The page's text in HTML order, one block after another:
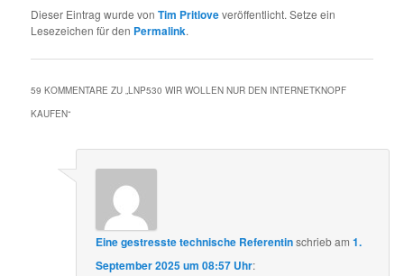
Dieser Eintrag wurde vonTim Pritloveveröffentlicht. Setze ein
Lesezeichen für den Permalink.
59 KOMMENTARE ZU „LNP530 WIR WOLLEN NUR DEN INTERNETKNOPF
KAUFEN“
Eine gestresste technische Referentinschriebam1.
September 2025 um 08:57 Uhr: